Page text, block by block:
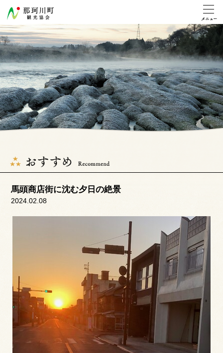
馬頭商店街に沈む夕日の絶景
2024.02.08